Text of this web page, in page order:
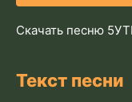
Скачать песню
Текст песни